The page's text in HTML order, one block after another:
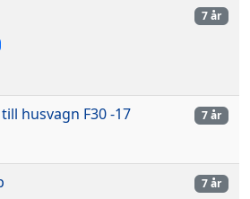
7 år
husvagn F30 -17 7 år
7 år